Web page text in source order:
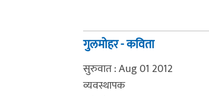
गुलमोहर - कविता
सुरुवात : Aug 01 2012
व्यवस्थापक